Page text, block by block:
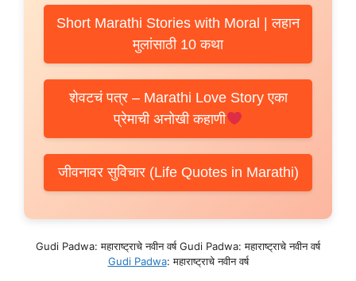
Short Marathi Stories with Moral | लहान
मुलांसाठी 10 कथा
शेवटचं पत्र – Marathi Love Story एका
प्रेमाची अनोखी कहाणी
जीवनावर सुविचार (Life Quotes in Marathi)
Gudi Padwa: महाराष्ट्राचे नवीन वर्ष Gudi Padwa: महाराष्ट्राचे नवीन वर्ष
Gudi Padwa: महाराष्ट्राचे नवीन वर्ष